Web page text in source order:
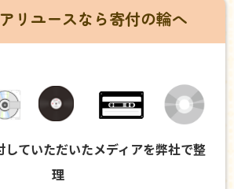
リユースなら寄付の輪へ
だいたメディアを弊社で整
理